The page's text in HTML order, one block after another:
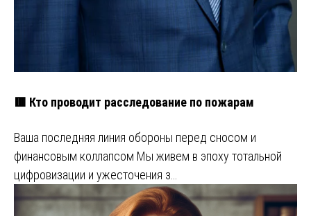
🟥 Кто проводит расследование по пожарам
Ваша последняя линия обороны перед сносом и
финансовым коллапсом Мы живем в эпоху тотальной
цифровизации и ужесточения з…